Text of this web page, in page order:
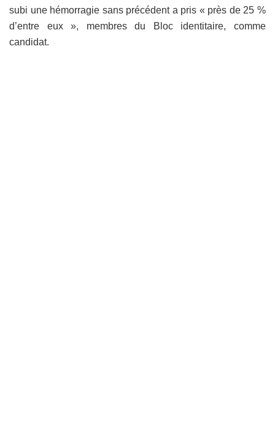
subi une hémorragie sans précédent a pris « près de 25 %
d’entre eux », membres du Bloc identitaire, comme
candidat.